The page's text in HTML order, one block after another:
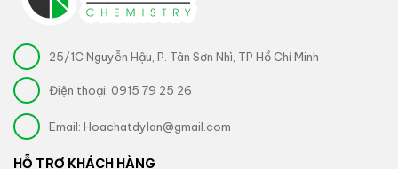
25/1C Nguyễn Hậu, P. Tân Sơn Nhì, TP Hồ Chí Minh
Điện thoại: 0915 79 25 26
Email: Hoachatdylan@gmail.com
HỖ TRỢ KHÁCH HÀNG